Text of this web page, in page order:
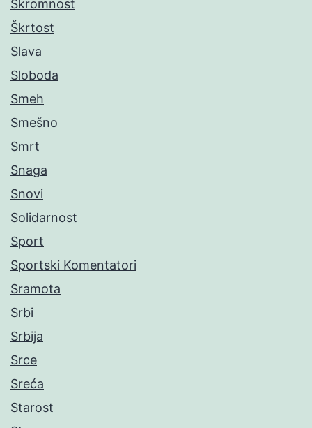
Skromnost
Škrtost
Slava
Sloboda
Smeh
Smešno
Smrt
Snaga
Snovi
Solidarnost
Sport
Sportski Komentatori
Sramota
Srbi
Srbija
Srce
Sreća
Starost